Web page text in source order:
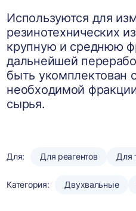
Используются для
резинотехнических
крупную и среднюю
дальнейшей
быть укомплектован
необходимой
сырья.
Для: Для реагентов Для
Категория: Двухвальные